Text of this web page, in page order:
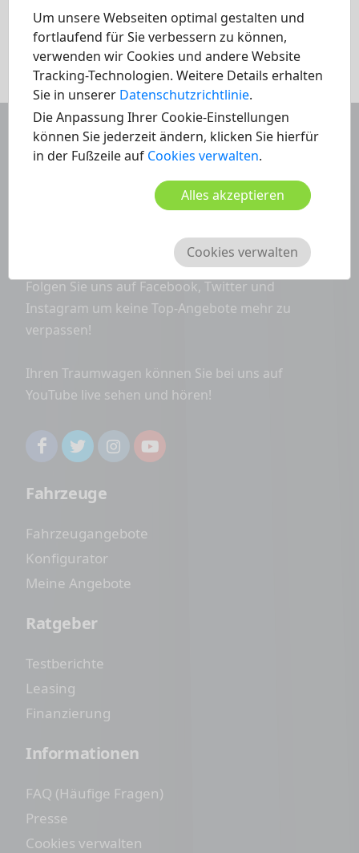
Um unsere Webseiten optimal gestalten und
fortlaufend für Sie verbessern zu können,
verwenden wir Cookies und andere Website
Tracking-Technologien. Weitere Details erhalten
Sie in unserer Datenschutzrichtlinie.
Die Anpassung Ihrer Cookie-Einstellungen
können Sie jederzeit ändern, klicken Sie hierfür
in der Fußzeile auf Cookies verwalten.
Alles akzeptieren
Cookies verwalten
Übersicht
Haben Sie noch Fragen?
info@carwondo.de
Folgen Sie uns auf Facebook, Twitter und
Instagram um keine Top-Angebote mehr zu
verpassen!
Ihren Traumwagen können Sie bei uns auf
YouTube live sehen und hören!
Fahrzeuge
Fahrzeugangebote
Konfigurator
Meine Angebote
Ratgeber
Testberichte
Leasing
Finanzierung
Informationen
FAQ (Häufige Fragen)
Presse
Cookies verwalten